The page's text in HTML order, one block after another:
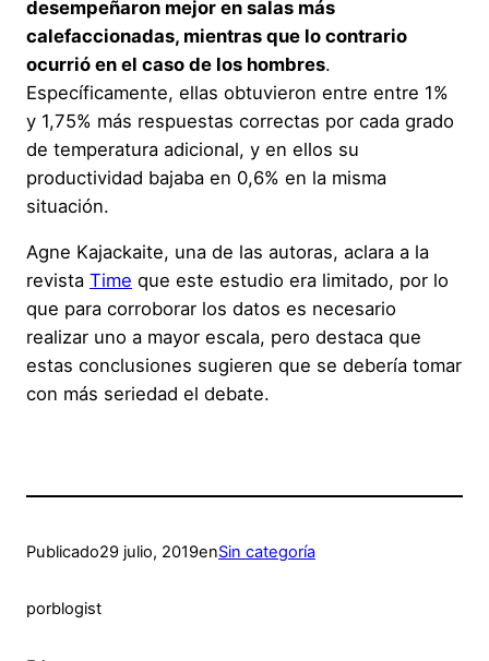
desempeñaron mejor en salas más
calefaccionadas, mientras que lo contrario
ocurrió en el caso de los hombres.
Específicamente, ellas obtuvieron entre entre 1%
y 1,75% más respuestas correctas por cada grado
de temperatura adicional, y en ellos su
productividad bajaba en 0,6% en la misma
situación.
Agne Kajackaite, una de las autoras, aclara a la
revista Time que este estudio era limitado, por lo
que para corroborar los datos es necesario
realizar uno a mayor escala, pero destaca que
estas conclusiones sugieren que se debería tomar
con más seriedad el debate.
Publicado29 julio, 2019enSin categoría
porblogist